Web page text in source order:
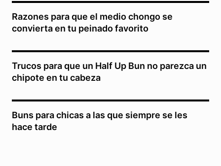
Razones para que el medio chongo se
convierta en tu peinado favorito
Trucos para que un Half Up Bun no parezca un
chipote en tu cabeza
Buns para chicas a las que siempre se les
hace tarde